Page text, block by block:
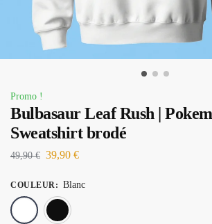
Promo !
Bulbasaur Leaf Rush |
Sweatshirt brodé
49,90€ 39,90 €
COULEUR : Blanc